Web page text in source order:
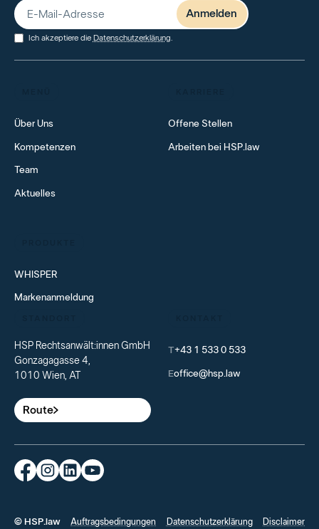
Ich akzeptiere die Datenschutzerklärung.
Über Uns
Kompetenzen
Team
Aktuelles
Offene Stellen
Arbeiten bei HSP.law
WHISPER
Markenanmeldung
HSP Rechtsanwält:innen GmbH
Gonzagagasse 4,
1010 Wien, AT
Route
T+43 1 533 0 533
Eoffice@hsp.law
© HSP.law Auftragsbedingungen Datenschutzerklärung Disclaimer